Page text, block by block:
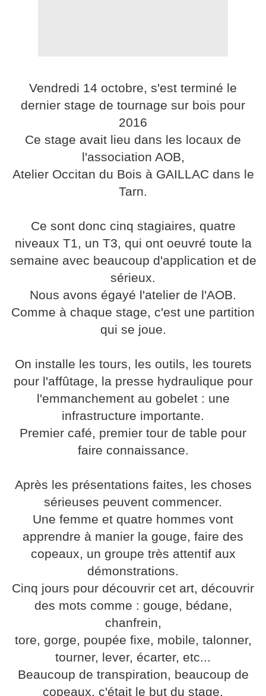
Vendredi 14 octobre, s'est terminé le
dernier stage de tournage sur bois pour
2016
Ce stage avait lieu dans les locaux de
l'association AOB,
Atelier Occitan du Bois à GAILLAC dans le
Tarn.
Ce sont donc cinq stagiaires, quatre
niveaux T1, un T3, qui ont oeuvré toute la
semaine avec beaucoup d'application et de
sérieux.
Nous avons égayé l'atelier de l'AOB.
Comme à chaque stage, c'est une partition
qui se joue.
On installe les tours, les outils, les tourets
pour l'affûtage, la presse hydraulique pour
l'emmanchement au gobelet : une
infrastructure importante.
Premier café, premier tour de table pour
faire connaissance.
Après les présentations faites, les choses
sérieuses peuvent commencer.
Une femme et quatre hommes vont
apprendre à manier la gouge, faire des
copeaux, un groupe très attentif aux
démonstrations.
Cinq jours pour découvrir cet art, découvrir
des mots comme : gouge, bédane,
chanfrein,
tore, gorge, poupée fixe, mobile, talonner,
tourner, lever, écarter, etc...
Beaucoup de transpiration, beaucoup de
copeaux, c'était le but du stage.